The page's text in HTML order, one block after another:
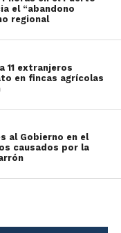
el “abandono
regional
11 extranjeros
en fincas agrícolas
al Gobierno en el
causados por la